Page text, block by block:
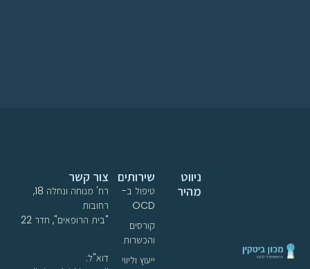
שירותים
טיפול ב-
OCD
קורסים
והכשרות
ייעוץ וליווי
ניווט
מהיר
צור קשר
רח' מנוחה ונחלה 18,
רחובות
"בית הרופאים", חדר 22
דוא"ל: